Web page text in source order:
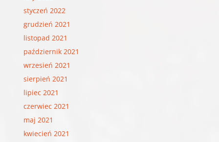
styczeń 2022
grudzień 2021
listopad 2021
październik 2021
wrzesień 2021
sierpień 2021
lipiec 2021
czerwiec 2021
maj 2021
kwiecień 2021